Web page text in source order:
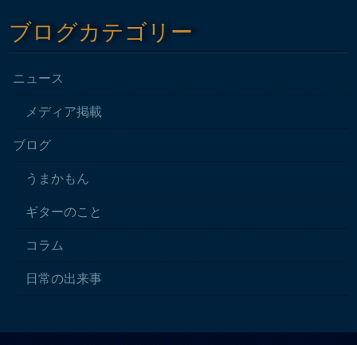
ブログカテゴリー
ニュース
メディア掲載
ブログ
うまかもん
ギターのこと
コラム
日常の出来事